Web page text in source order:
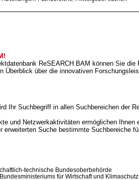
ReSEARCH BAM können Sie
Überblick über die innovativen
Ihr Suchbegriff in allen Suchbereichen der
und Netzwerkaktivitäten ermöglichen
erweiterten Suche bestimmte Suchbereiche
technische Bundesoberbehörde
für Wirtschaft und Klimaschutz.